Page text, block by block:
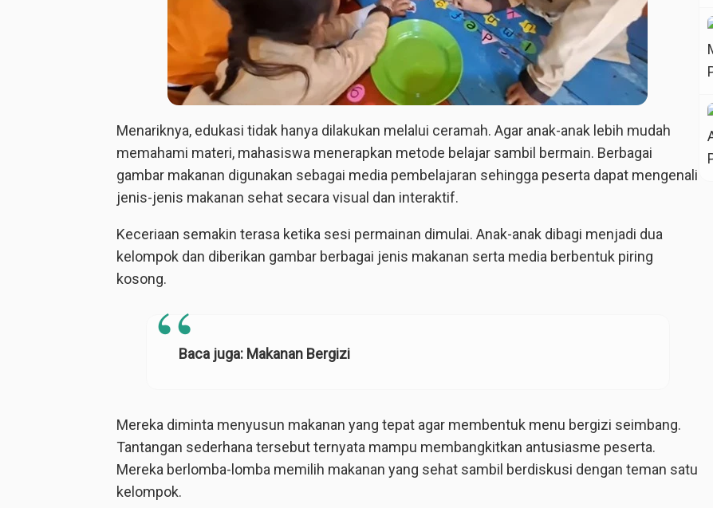
Menariknya, edukasi tidak hanya dilakukan melalui ceramah. Agar anak-anak lebih mudah
memahami materi, mahasiswa menerapkan metode belajar sambil bermain. Berbagai
gambar makanan digunakan sebagai media pembelajaran sehingga peserta dapat mengenali
jenis-jenis makanan sehat secara visual dan interaktif.
Keceriaan semakin terasa ketika sesi permainan dimulai. Anak-anak dibagi menjadi dua
kelompok dan diberikan gambar berbagai jenis makanan serta media berbentuk piring
kosong.
Baca juga: Makanan Bergizi
Mereka diminta menyusun makanan yang tepat agar membentuk menu bergizi seimbang.
Tantangan sederhana tersebut ternyata mampu membangkitkan antusiasme peserta.
Mereka berlomba-lomba memilih makanan yang sehat sambil berdiskusi dengan teman satu
kelompok.